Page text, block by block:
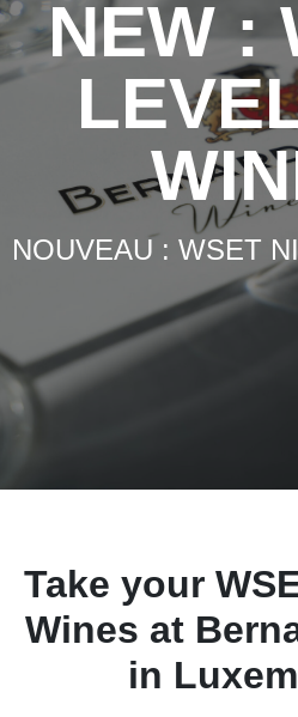
NEW :
NOUVEAU : WSET
Take your
Wines at
in